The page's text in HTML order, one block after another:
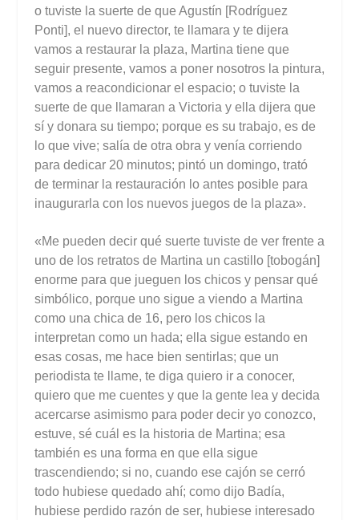
o tuviste la suerte de que Agustín [Rodríguez
Ponti], el nuevo director, te llamara y te dijera
vamos a restaurar la plaza, Martina tiene que
seguir presente, vamos a poner nosotros la pintura,
vamos a reacondicionar el espacio; o tuviste la
suerte de que llamaran a Victoria y ella dijera que
sí y donara su tiempo; porque es su trabajo, es de
lo que vive; salía de otra obra y venía corriendo
para dedicar 20 minutos; pintó un domingo, trató
de terminar la restauración lo antes posible para
inaugurarla con los nuevos juegos de la plaza».
«Me pueden decir qué suerte tuviste de ver frente a
uno de los retratos de Martina un castillo [tobogán]
enorme para que jueguen los chicos y pensar qué
simbólico, porque uno sigue a viendo a Martina
como una chica de 16, pero los chicos la
interpretan como un hada; ella sigue estando en
esas cosas, me hace bien sentirlas; que un
periodista te llame, te diga quiero ir a conocer,
quiero que me cuentes y que la gente lea y decida
acercarse asimismo para poder decir yo conozco,
estuve, sé cuál es la historia de Martina; esa
también es una forma en que ella sigue
trascendiendo; si no, cuando ese cajón se cerró
todo hubiese quedado ahí; como dijo Badía,
hubiese perdido razón de ser, hubiese interesado